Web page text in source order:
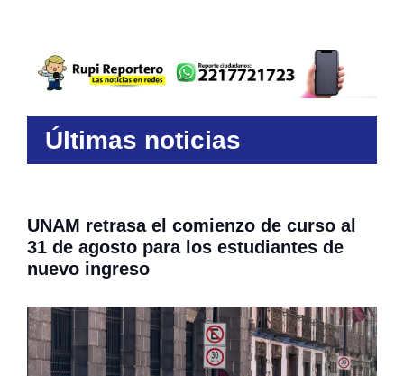
Últimas noticias
UNAM retrasa el comienzo de curso al
31 de agosto para los estudiantes de
nuevo ingreso